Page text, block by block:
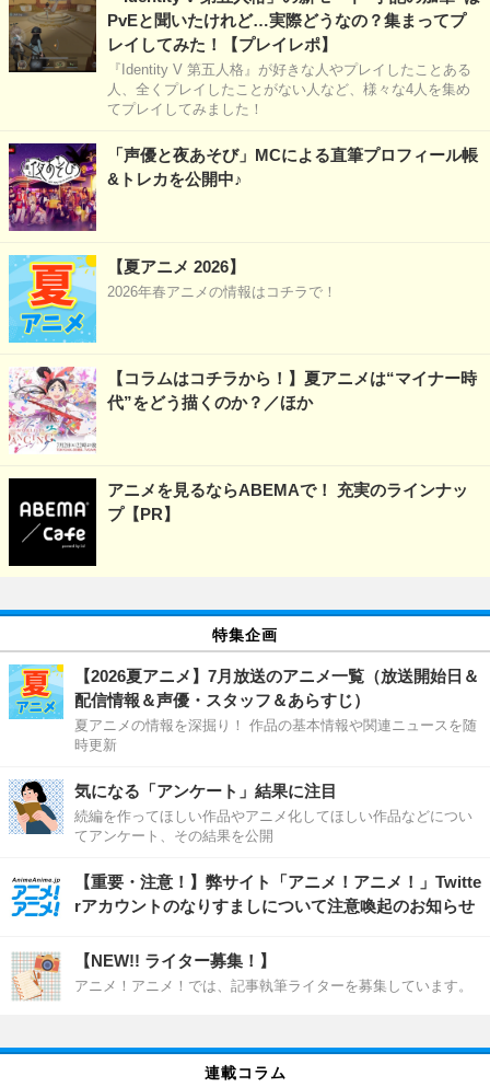
PvEと聞いたけれど…実際どうなの？集まってプ
レイしてみた！【プレイレポ】
『Identity V 第五人格』が好きな人やプレイしたことある
人、全くプレイしたことがない人など、様々な4人を集め
てプレイしてみました！
「声優と夜あそび」MCによる直筆プロフィール帳
&トレカを公開中♪
【夏アニメ 2026】
2026年春アニメの情報はコチラで！
【コラムはコチラから！】夏アニメは“マイナー時
代”をどう描くのか？／ほか
アニメを見るならABEMAで！ 充実のラインナッ
プ【PR】
特集企画
【2026夏アニメ】7月放送のアニメ一覧（放送開始日＆
配信情報＆声優・スタッフ＆あらすじ）
夏アニメの情報を深掘り！ 作品の基本情報や関連ニュースを随
時更新
気になる「アンケート」結果に注目
続編を作ってほしい作品やアニメ化してほしい作品などについ
てアンケート、その結果を公開
【重要・注意！】弊サイト「アニメ！アニメ！」Twitte
rアカウントのなりすましについて注意喚起のお知らせ
【NEW!! ライター募集！】
アニメ！アニメ！では、記事執筆ライターを募集しています。
連載コラム